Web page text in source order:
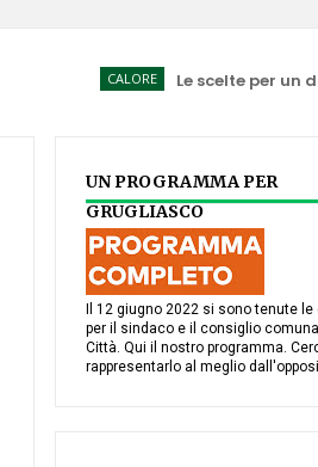
Le scelte per un data
UN PROGRAMMA PER
GRUGLIASCO
Il 12 giugno 2022 si sono tenute
per il sindaco e il consiglio
Città. Qui il nostro programma.
rappresentarlo al meglio